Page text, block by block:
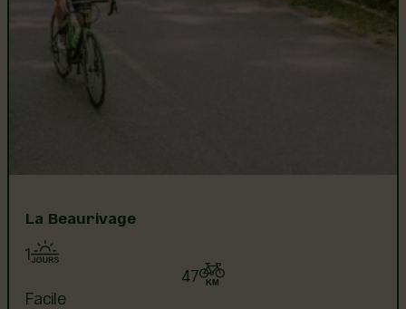
La Beaurivage
1
47
Facile